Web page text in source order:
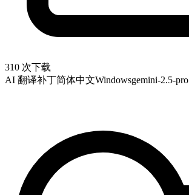
310 次下载
AI 翻译补丁简体中文Windowsgemini-2.5-pro